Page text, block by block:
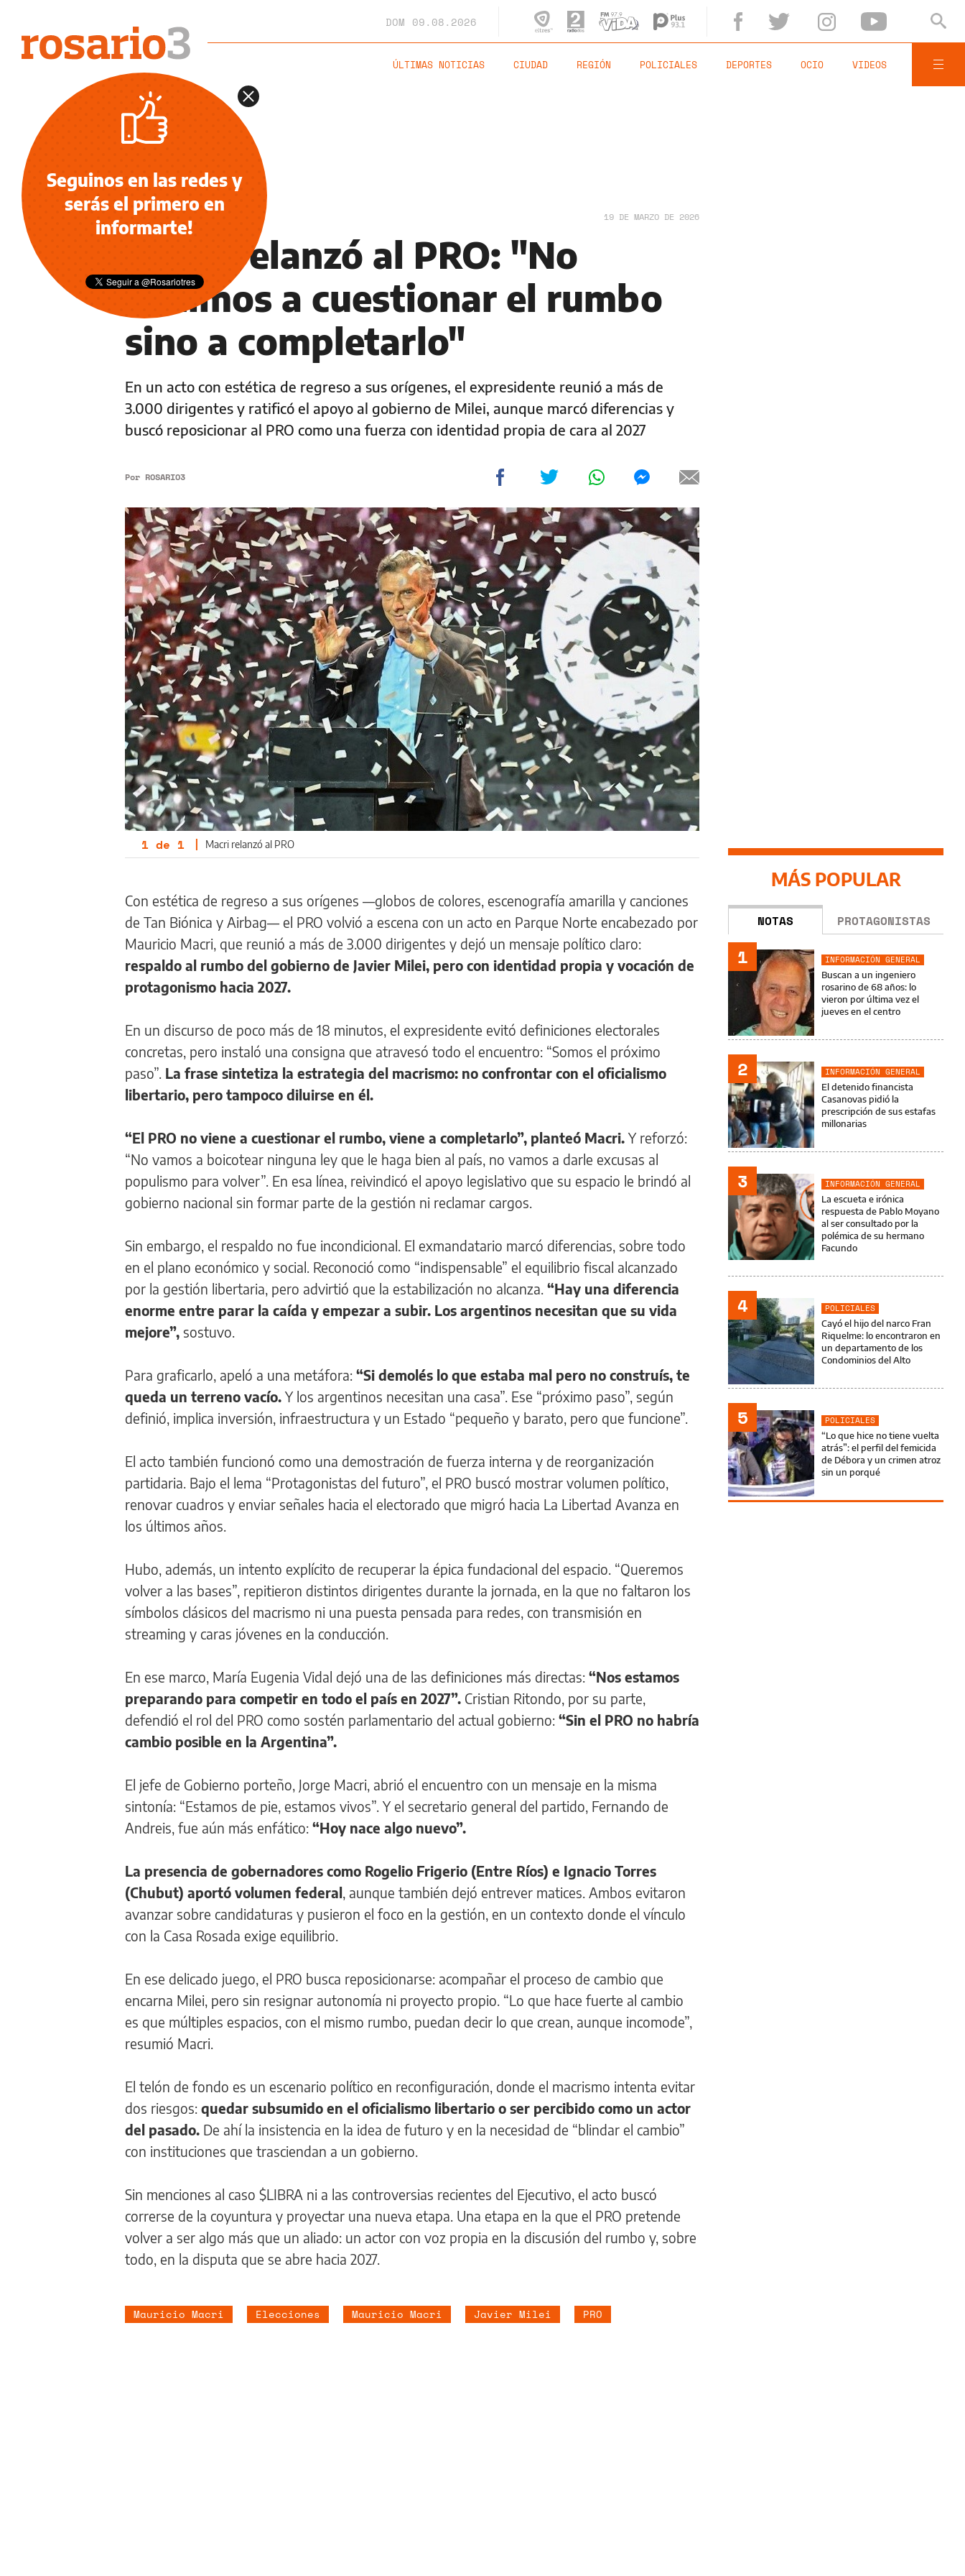
DOM 09.08.2026
ÚLTIMAS NOTICIAS CIUDAD REGIÓN POLICIALES DEPORTES OCIO VIDEOS
POLÍTICA 19 DE MARZO DE 2026
Macri relanzó al PRO: "No
venimos a cuestionar el rumbo
sino a completarlo"
En un acto con estética de regreso a sus orígenes, el expresidente reunió a más de
3.000 dirigentes y ratificó el apoyo al gobierno de Milei, aunque marcó diferencias y
buscó reposicionar al PRO como una fuerza con identidad propia de cara al 2027
Por ROSARIO3
1 de 1 | Macri relanzó al PRO
Con estética de regreso a sus orígenes —globos de colores, escenografía amarilla y canciones
de Tan Biónica y Airbag— el PRO volvió a escena con un acto en Parque Norte encabezado por
Mauricio Macri, que reunió a más de 3.000 dirigentes y dejó un mensaje político claro:
respaldo al rumbo del gobierno de Javier Milei, pero con identidad propia y vocación de
protagonismo hacia 2027.
En un discurso de poco más de 18 minutos, el expresidente evitó definiciones electorales
concretas, pero instaló una consigna que atravesó todo el encuentro: “Somos el próximo
paso”. La frase sintetiza la estrategia del macrismo: no confrontar con el oficialismo
libertario, pero tampoco diluirse en él.
“El PRO no viene a cuestionar el rumbo, viene a completarlo”, planteó Macri. Y reforzó:
“No vamos a boicotear ninguna ley que le haga bien al país, no vamos a darle excusas al
populismo para volver”. En esa línea, reivindicó el apoyo legislativo que su espacio le brindó al
gobierno nacional sin formar parte de la gestión ni reclamar cargos.
Sin embargo, el respaldo no fue incondicional. El exmandatario marcó diferencias, sobre todo
en el plano económico y social. Reconoció como “indispensable” el equilibrio fiscal alcanzado
por la gestión libertaria, pero advirtió que la estabilización no alcanza. “Hay una diferencia
enorme entre parar la caída y empezar a subir. Los argentinos necesitan que su vida
mejore”, sostuvo.
Para graficarlo, apeló a una metáfora: “Si demolés lo que estaba mal pero no construís, te
queda un terreno vacío. Y los argentinos necesitan una casa”. Ese “próximo paso”, según
definió, implica inversión, infraestructura y un Estado “pequeño y barato, pero que funcione”.
El acto también funcionó como una demostración de fuerza interna y de reorganización
partidaria. Bajo el lema “Protagonistas del futuro”, el PRO buscó mostrar volumen político,
renovar cuadros y enviar señales hacia el electorado que migró hacia La Libertad Avanza en
los últimos años.
Hubo, además, un intento explícito de recuperar la épica fundacional del espacio. “Queremos
volver a las bases”, repitieron distintos dirigentes durante la jornada, en la que no faltaron los
símbolos clásicos del macrismo ni una puesta pensada para redes, con transmisión en
streaming y caras jóvenes en la conducción.
En ese marco, María Eugenia Vidal dejó una de las definiciones más directas: “Nos estamos
preparando para competir en todo el país en 2027”. Cristian Ritondo, por su parte,
defendió el rol del PRO como sostén parlamentario del actual gobierno: “Sin el PRO no habría
cambio posible en la Argentina”.
El jefe de Gobierno porteño, Jorge Macri, abrió el encuentro con un mensaje en la misma
sintonía: “Estamos de pie, estamos vivos”. Y el secretario general del partido, Fernando de
Andreis, fue aún más enfático: “Hoy nace algo nuevo”.
La presencia de gobernadores como Rogelio Frigerio (Entre Ríos) e Ignacio Torres
(Chubut) aportó volumen federal , aunque también dejó entrever matices. Ambos evitaron
avanzar sobre candidaturas y pusieron el foco en la gestión, en un contexto donde el vínculo
con la Casa Rosada exige equilibrio.
En ese delicado juego, el PRO busca reposicionarse: acompañar el proceso de cambio que
encarna Milei, pero sin resignar autonomía ni proyecto propio. “Lo que hace fuerte al cambio
es que múltiples espacios, con el mismo rumbo, puedan decir lo que crean, aunque incomode”,
resumió Macri.
El telón de fondo es un escenario político en reconfiguración, donde el macrismo intenta evitar
dos riesgos: quedar subsumido en el oficialismo libertario o ser percibido como un actor
del pasado. De ahí la insistencia en la idea de futuro y en la necesidad de “blindar el cambio”
con instituciones que trasciendan a un gobierno.
Sin menciones al caso $LIBRA ni a las controversias recientes del Ejecutivo, el acto buscó
correrse de la coyuntura y proyectar una nueva etapa. Una etapa en la que el PRO pretende
volver a ser algo más que un aliado: un actor con voz propia en la discusión del rumbo y, sobre
todo, en la disputa que se abre hacia 2027.
Mauricio Macri Elecciones Mauricio Macri Javier Milei PRO
MÁS POPULAR
NOTAS PROTAGONISTAS
1
INFORMACIÓN GENERAL
Buscan a un ingeniero
rosarino de 68 años: lo
vieron por última vez el
jueves en el centro
2
INFORMACIÓN GENERAL
El detenido financista
Casanovas pidió la
prescripción de sus estafas
millonarias
3
INFORMACIÓN GENERAL
La escueta e irónica
respuesta de Pablo Moyano
al ser consultado por la
polémica de su hermano
Facundo
4
POLICIALES
Cayó el hijo del narco Fran
Riquelme: lo encontraron en
un departamento de los
Condominios del Alto
5
POLICIALES
“Lo que hice no tiene vuelta
atrás”: el perfil del femicida
de Débora y un crimen atroz
sin un porqué
Seguinos en las redes y
serás el primero en
informarte!